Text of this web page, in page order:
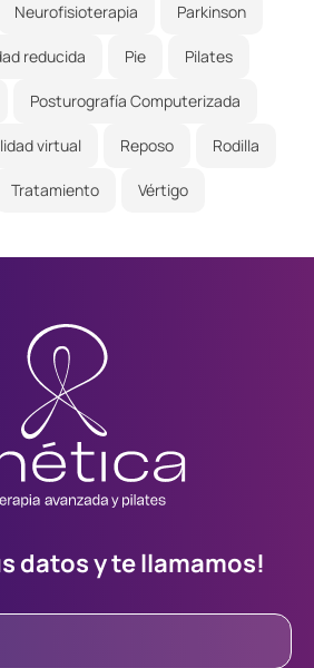
Neurofisioterapia Parkinson
reducida Pie Pilates
Posturografía Computerizada
virtual Reposo Rodilla
Tratamiento Vértigo
datos y te llamamos!